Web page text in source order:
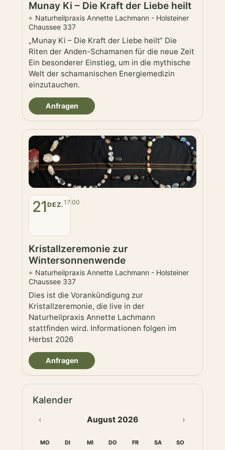
Munay Ki – Die Kraft der Liebe heilt
Naturheilpraxis Annette Lachmann - Holsteiner
Chaussee 337
„Munay Ki – Die Kraft der Liebe heilt“ Die
Riten der Anden-Schamanen für die neue Zeit
Ein besonderer Einstieg, um in die mythische
Welt der schamanischen Energiemedizin
einzutauchen.
Anfragen
21DEZ.17:00
Kristallzeremonie zur
Wintersonnenwende
Naturheilpraxis Annette Lachmann - Holsteiner
Chaussee 337
Dies ist die Vorankündigung zur
Kristallzeremonie, die live in der
Naturheilpraxis Annette Lachmann
stattfinden wird. Informationen folgen im
Herbst 2026
Anfragen
Kalender
‹ August 2026 ›
MO DI MI DO FR SA SO